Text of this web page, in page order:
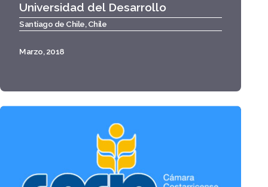
Universidad del Desarrollo
Santiago de Chile, Chile
Marzo, 2018